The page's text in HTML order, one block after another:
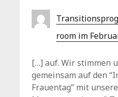
room im
[…] auf. Wir stimmen
gemeinsam auf den
Frauentag” mit